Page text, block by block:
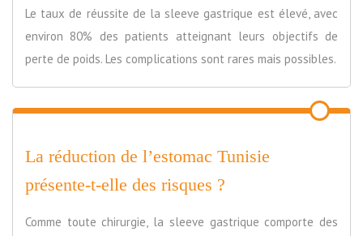
Le taux de réussite de la sleeve gastrique est élevé, avec
environ 80% des patients atteignant leurs objectifs de
perte de poids. Les complications sont rares mais possibles.
La réduction de l’estomac Tunisie
présente-t-elle des risques ?
Comme toute chirurgie, la sleeve gastrique comporte des